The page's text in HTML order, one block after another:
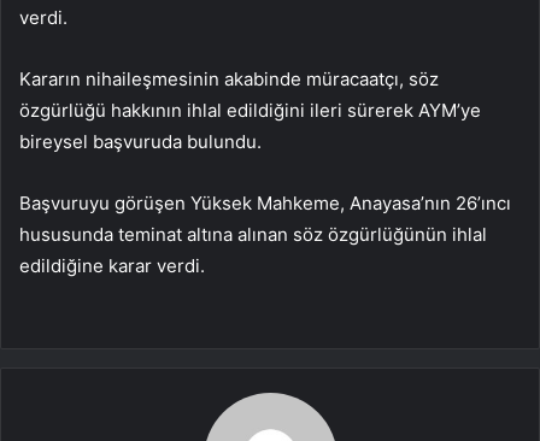
verdi.
Kararın nihaileşmesinin akabinde müracaatçı, söz
özgürlüğü hakkının ihlal edildiğini ileri sürerek AYM’ye
bireysel başvuruda bulundu.
Başvuruyu görüşen Yüksek Mahkeme, Anayasa’nın 26’ıncı
hususunda teminat altına alınan söz özgürlüğünün ihlal
edildiğine karar verdi.